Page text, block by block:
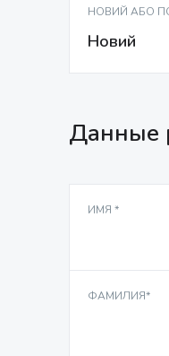
НОВИЙ АБО
Новий
Данные
ИМЯ *
ФАМИЛИЯ*